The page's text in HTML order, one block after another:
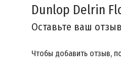
Dunlop Delrin
Оставьте ваш
Чтобы добавить отзыв,